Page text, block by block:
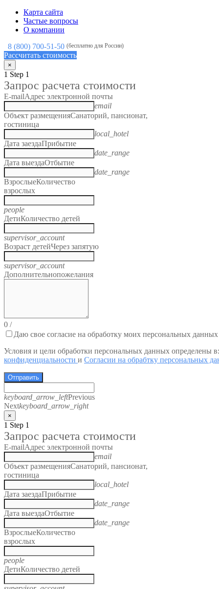
Карта сайта
Частые вопросы
О компании
8 (800) 700-51-50 (бесплатно для России)
Рассчитать стоимость
×
1 Step 1
Запрос расчета стоимости
E-mailАдрес электронной почты
email
Объект размещенияСанаторий, пансионат,
гостиница
local_hotel
Дата заездаПрибытие
date_range
Дата выездаОтбытие
date_range
ВзрослыеКоличество
взрослых
people
ДетиКоличество детей
supervisor_account
Возраст детейЧерез запятую
supervisor_account
Дополнительнопожелания
0 /
Даю свое согласие на обработку моих персональных данных
Условия и цели обработки персональных данных определены
конфиденциальности и Согласии на обрабтку персональных
Отправить
keyboard_arrow_leftPrevious
Nextkeyboard_arrow_right
×
1 Step 1
Запрос расчета стоимости
E-mailАдрес электронной почты
email
Объект размещенияСанаторий, пансионат,
гостиница
local_hotel
Дата заездаПрибытие
date_range
Дата выездаОтбытие
date_range
ВзрослыеКоличество
взрослых
people
ДетиКоличество детей